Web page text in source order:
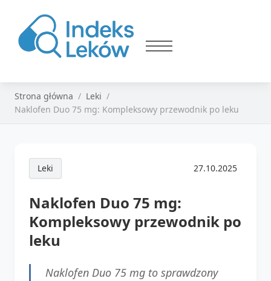
Strona główna
Leki
Naklofen Duo 75 mg: Kompleksowy przewodnik po leku
Leki 27.10.2025
Naklofen Duo 75 mg:
Kompleksowy przewodnik po
leku
Naklofen Duo 75 mg to sprawdzony